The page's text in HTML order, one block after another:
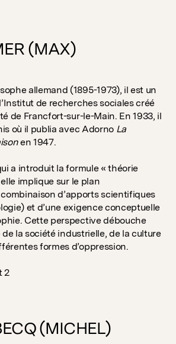
(MAX)
allemand (1895-1973), il est un
de recherches sociales créé
de Francfort-sur-le-Main. En 1933, il
où il publia avec Adorno La
en 1947.
a introduit la formule « théorie
implique sur le plan
d’apports scientifiques
et d’une exigence conceptuelle
Cette perspective débouche
la société industrielle, de la culture
formes d’oppression.
2
(MICHEL)